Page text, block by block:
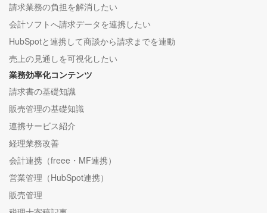
請求業務の負担を解消したい
会計ソフトへ請求データを連携したい
HubSpotと連携して商談から請求までを連動
売上の見通しを可視化したい
業務効率化コンテンツ
請求書の基礎知識
販売管理の基礎知識
連携サービス紹介
経理業務改善
会計連携（freee・MF連携）
営業管理（HubSpot連携）
販売管理